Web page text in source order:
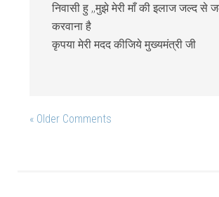
निवासी हु ,,मुझे मेरी माँ की इलाज जल्द से
करवाना है
कृपया मेरी मदद कीजिये मुख्यमंत्री जी
« Older Comments